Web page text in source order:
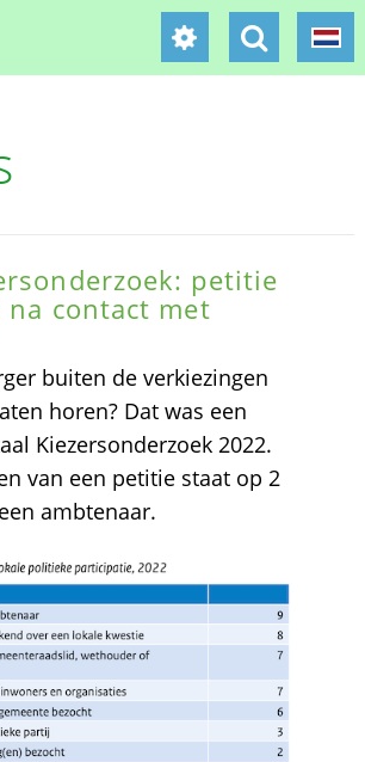
petitie
contact met
buiten de verkiezingen
horen? Dat was een
Kiezersonderzoek 2022.
van een petitie staat op 2
ambtenaar.